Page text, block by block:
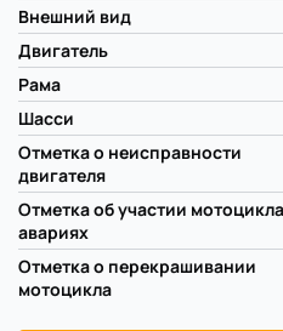
Внешний вид
Двигатель
Рама
Шасси
Отметка о неисправности
двигателя
Отметка об участии
авариях
Отметка о перекрашивании
мотоцикла